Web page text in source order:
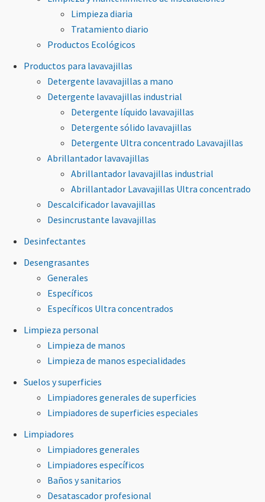
Limpieza diaria
Tratamiento diario
Productos Ecológicos
Productos para lavavajillas
Detergente lavavajillas a mano
Detergente lavavajillas industrial
Detergente líquido lavavajillas
Detergente sólido lavavajillas
Detergente Ultra concentrado Lavavajillas
Abrillantador lavavajillas
Abrillantador lavavajillas industrial
Abrillantador Lavavajillas Ultra concentrado
Descalcificador lavavajillas
Desincrustante lavavajillas
Desinfectantes
Desengrasantes
Generales
Específicos
Específicos Ultra concentrados
Limpieza personal
Limpieza de manos
Limpieza de manos especialidades
Suelos y superficies
Limpiadores generales de superficies
Limpiadores de superficies especiales
Limpiadores
Limpiadores generales
Limpiadores específicos
Baños y sanitarios
Desatascador profesional